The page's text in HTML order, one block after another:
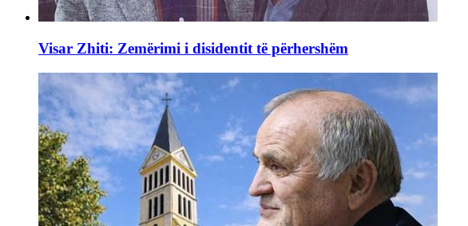
Visar Zhiti: Zemërimi i disidentit të përhershëm